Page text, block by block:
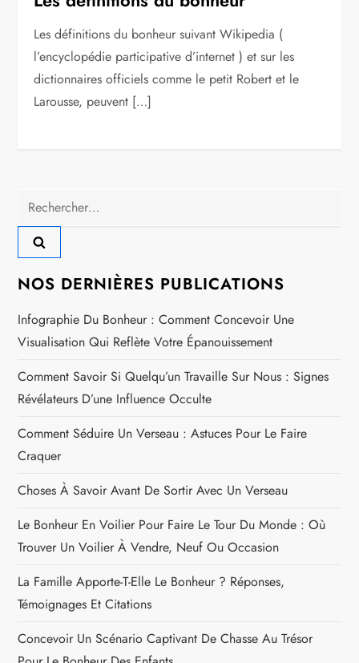
Les définitions du bonheur suivant Wikipedia (
l’encyclopédie participative d’internet ) et sur les
dictionnaires officiels comme le petit Robert et le
Larousse, peuvent […]
Rechercher :
NOS DERNIÈRES PUBLICATIONS
Infographie Du Bonheur : Comment Concevoir Une
Visualisation Qui Reflète Votre Épanouissement
Comment Savoir Si Quelqu’un Travaille Sur Nous : Signes
Révélateurs D’une Influence Occulte
Comment Séduire Un Verseau : Astuces Pour Le Faire
Craquer
Choses À Savoir Avant De Sortir Avec Un Verseau
Le Bonheur En Voilier Pour Faire Le Tour Du Monde : Où
Trouver Un Voilier À Vendre, Neuf Ou Occasion
La Famille Apporte-T-Elle Le Bonheur ? Réponses,
Témoignages Et Citations
Concevoir Un Scénario Captivant De Chasse Au Trésor